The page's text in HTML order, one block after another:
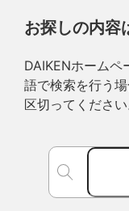
お探しの内容
DAIKENホームペ
語で検索を行う
区切ってください